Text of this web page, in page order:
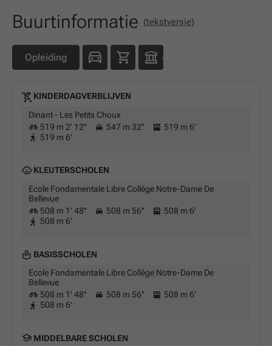
Buurtinformatie (tekstversie)
Opleiding
KINDERDAGVERBLIJVEN
Dinant - Les Petits Choux
519 m 2' 12''
547 m 32''
519 m 6'
519 m 6'
KLEUTERSCHOLEN
Ecole Fondamentale Libre Collège Notre-Dame De
Bellevue
508 m 1' 48''
508 m 56''
508 m 6'
508 m 6'
BASISSCHOLEN
Ecole Fondamentale Libre Collège Notre-Dame De
Bellevue
508 m 1' 48''
508 m 56''
508 m 6'
508 m 6'
MIDDELBARE SCHOLEN